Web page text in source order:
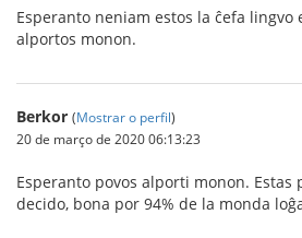
Esperanto neniam estos la ĉefa lingvo
alportos monon.
Berkor (Mostrar o perfil)
20 de março de 2020 06:13:23
Esperanto povos alporti monon. Estas
decido, bona por 94% de la monda